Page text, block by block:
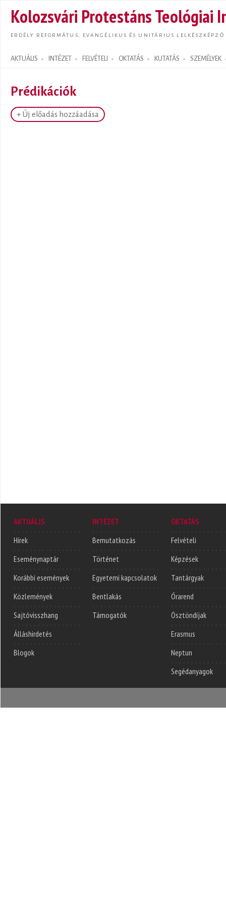
Kolozsvári Protestáns Teológiai
ERDÉLY REFORMÁTUS, EVANGÉLIKUS ÉS UNITÁRIUS LELKÉSZKÉPZŐ
AKTUÁLIS INTÉZET FELVÉTELI OKTATÁS KUTATÁS SZEMÉLYEK
Search form
Prédikációk
+ Új előadás hozzáadása
AKTUÁLIS
Hírek
Eseménynaptár
Korábbi események
Közlemények
Sajtóvisszhang
Álláshirdetés
Blogok
INTÉZET
Bemutatkozás
Történet
Egyetemi kapcsolatok
Bentlakás
Támogatók
OKTATÁS
Felvételi
Képzések
Tantárgyak
Órarend
Ösztöndíjak
Erasmus
Neptun
Segédanyagok